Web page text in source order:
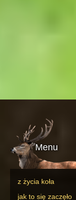
Menu
z życia koła
jak to się zaczęło